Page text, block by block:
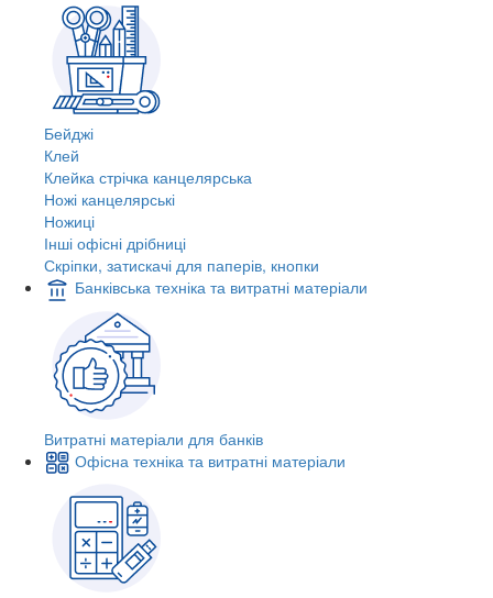
Бейджі
Клей
Клейка стрічка канцелярська
Ножі канцелярські
Ножиці
Інші офісні дрібниці
Скріпки, затискачі для паперів, кнопки
Банківська техніка та витратні матеріали
Витратні матеріали для банків
Офісна техніка та витратні матеріали